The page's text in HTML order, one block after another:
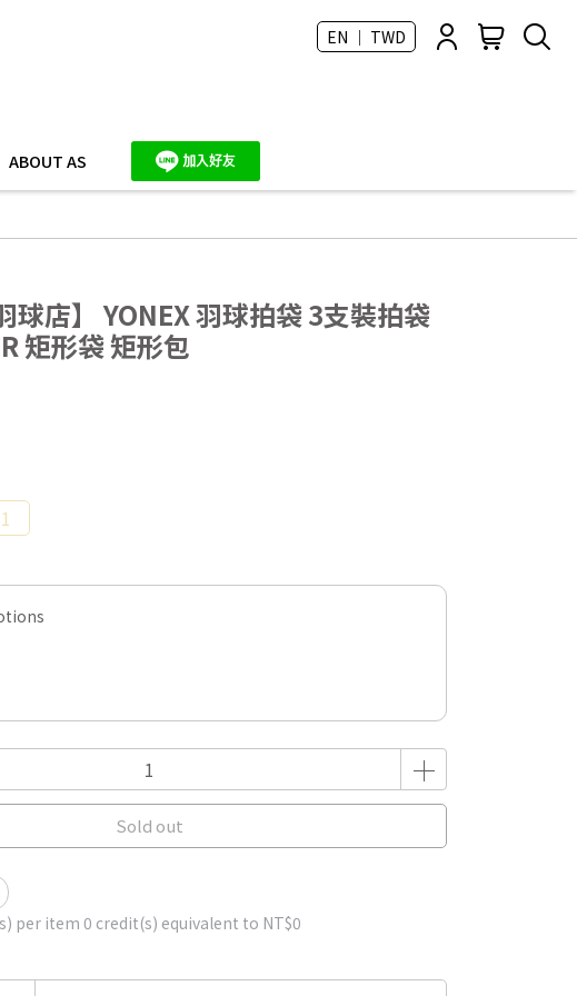
EN ｜ TWD
ABOUT AS
球店】 YONEX 羽球拍袋 3支裝拍袋
矩形袋 矩形包
Sold out
per item 0 credit(s) equivalent to NT$0